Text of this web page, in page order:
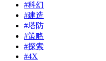
#科幻
#建造
#塔防
#策略
#探索
#4X